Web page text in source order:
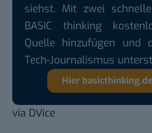
siehst. Mit zwei
BASIC thinking
Quelle hinzufügen und
Tech-Journalismus
Hier
via DVice